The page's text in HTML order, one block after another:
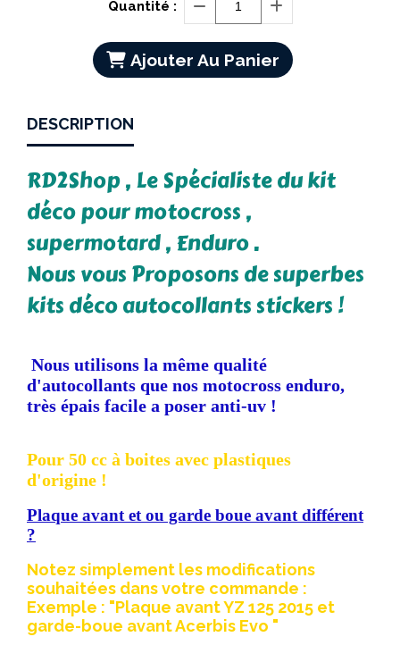
Quantité :
Ajouter Au Panier
DESCRIPTION
RD2Shop , Le Spécialiste du kit
déco pour motocross ,
supermotard , Enduro .
Nous vous Proposons de superbes
kits déco autocollants stickers !
Nous utilisons la même qualité
d'autocollants que nos motocross enduro,
très épais facile a poser anti-uv !
Pour 50 cc à boites avec plastiques
d'origine !
Plaque avant et ou garde boue avant différent
?
Notez simplement les modifications
souhaitées dans votre commande :
Exemple : "Plaque avant YZ 125 2015 et
garde-boue avant Acerbis Evo "